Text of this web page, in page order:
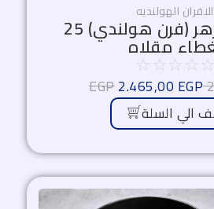
حلة حديد زهر (فرن هولندي) 25
مقلاه
☆
☆
EGP
السعرالسعر